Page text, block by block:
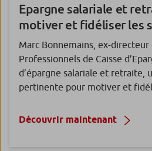
Epargne salariale et
motiver et fidéliser les
Marc Bonnemains, ex-directeur
Professionnels de Caisse
d’épargne salariale et retraite,
pertinente pour motiver et
Découvrir maintenant